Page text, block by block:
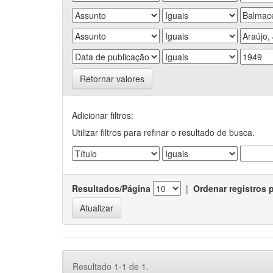
Retornar valores
Adicionar filtros:
Utilizar filtros para refinar o resultado de busca.
Resultados/Página | Ordenar registros
Resultado 1-1 de 1.